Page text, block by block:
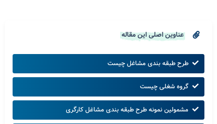
عناوین اصلی این مقاله
طرح طبقه بندی مشاغل چیست
گروه شغلی چیست
مشمولین نمونه طرح طبقه بندی مشاغل کارگری